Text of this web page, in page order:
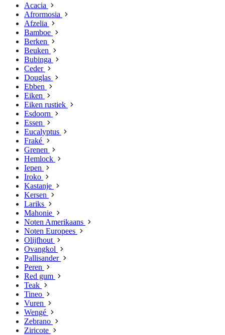
Acacia
Afrormosia
Afzelia
Bamboe
Berken
Beuken
Bubinga
Ceder
Douglas
Ebben
Eiken
Eiken rustiek
Esdoorn
Essen
Eucalyptus
Fraké
Grenen
Hemlock
Iepen
Iroko
Kastanje
Kersen
Lariks
Mahonie
Noten Amerikaans
Noten Europees
Olijfhout
Ovangkol
Pallisander
Peren
Red gum
Teak
Tineo
Vuren
Wengé
Zebrano
Ziricote